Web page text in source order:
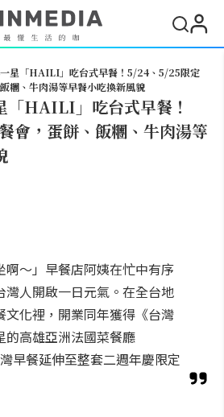
星「HAILI」吃台式早餐！5/24、5/25限定
糰、牛肉湯等早餐小吃換新風貌
「HAILI」吃台式早餐！
會，蛋餅、飯糰、牛肉湯等
啊～」早餐店阿姨在忙中有序
灣人開啟一日元氣。在全台地
文化裡，開業同年獲得《台灣
的高雄亞洲法國菜餐廳
早餐延伸至整套二週年慶限定